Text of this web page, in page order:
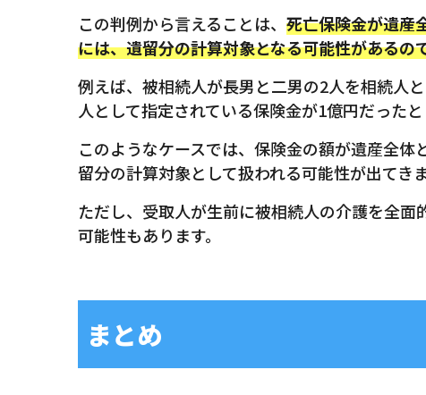
この判例から言えることは、 死亡保険金が遺産
には、遺留分の計算対象となる可能性があるの
例えば、被相続人が長男と二男の2人を相続人
人として指定されている保険金が1億円だったと
このようなケースでは、保険金の額が遺産全
留分の計算対象として扱われる可能性が出てきま
ただし、受取人が生前に被相続人の介護を全
可能性もあります。
まとめ